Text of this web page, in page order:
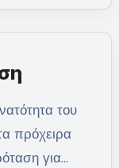
πρόχειρα
για…